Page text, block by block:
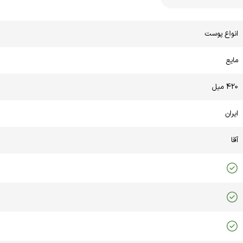
انواع پوست
مایع
420 میل
ایران
آقا